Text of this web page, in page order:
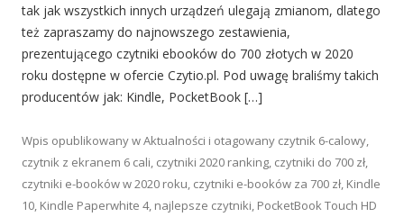
tak jak wszystkich innych urządzeń ulegają zmianom, dlatego
też zapraszamy do najnowszego zestawienia,
prezentującego czytniki ebooków do 700 złotych w 2020
roku dostępne w ofercie Czytio.pl. Pod uwagę braliśmy takich
producentów jak: Kindle, PocketBook […]
Wpis opublikowany wAktualności i otagowany czytnik 6-calowy
czytnik z ekranem 6 cali czytniki 2020 ranking czytniki do 700 zł,
czytniki e-booków w 2020 roku czytniki e-booków za 700 zł, Kindle
10 Kindle Paperwhite 4, najlepsze czytniki PocketBook Touch HD